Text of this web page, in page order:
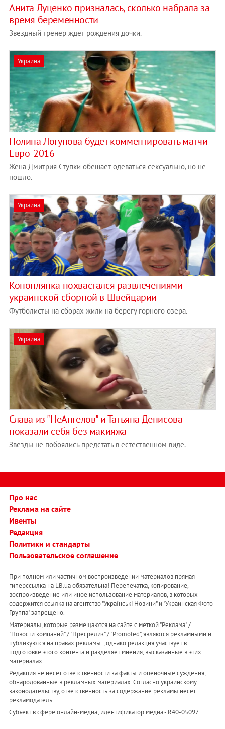
Анита Луценко призналась, сколько набрала за
время беременности
Звездный тренер ждет рождения дочки.
Украина
Полина Логунова будет комментировать матчи
Евро-2016
Жена Дмитрия Ступки обещает одеваться сексуально, но не
пошло.
Украина
Коноплянка похвастался развлечениями
украинской сборной в Швейцарии
Футболисты на сборах жили на берегу горного озера.
Украина
Слава из "НеАнгелов" и Татьяна Денисова
показали себя без макияжа
Звезды не побоялись предстать в естественном виде.
Про нас
Реклама на сайте
Ивенты
Редакция
Политики и стандарты
Пользовательское соглашение
При полном или частичном воспроизведении материалов прямая
гиперссылка на LB.ua обязательна! Перепечатка, копирование,
воспроизведение или иное использование материалов, в которых
содержится ссылка на агентство "Українськi Новини" и "Украинская Фото
Группа" запрещено.
Материалы, которые размещаются на сайте с меткой "Реклама" /
"Новости компаний" / "Пресрелиз" / "Promoted", являются рекламными и
публикуются на правах рекламы. , однако редакция участвует в
подготовке этого контента и разделяет мнения, высказанные в этих
материалах.
Редакция не несет ответственности за факты и оценочные суждения,
обнародованные в рекламных материалах. Согласно украинскому
законодательству, ответственность за содержание рекламы несет
рекламодатель.
Субъект в сфере онлайн-медиа; идентификатор медиа - R40-05097